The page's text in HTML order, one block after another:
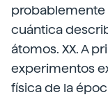
probablemente
cuántica
átomos. XX. A
experimentos
física de la